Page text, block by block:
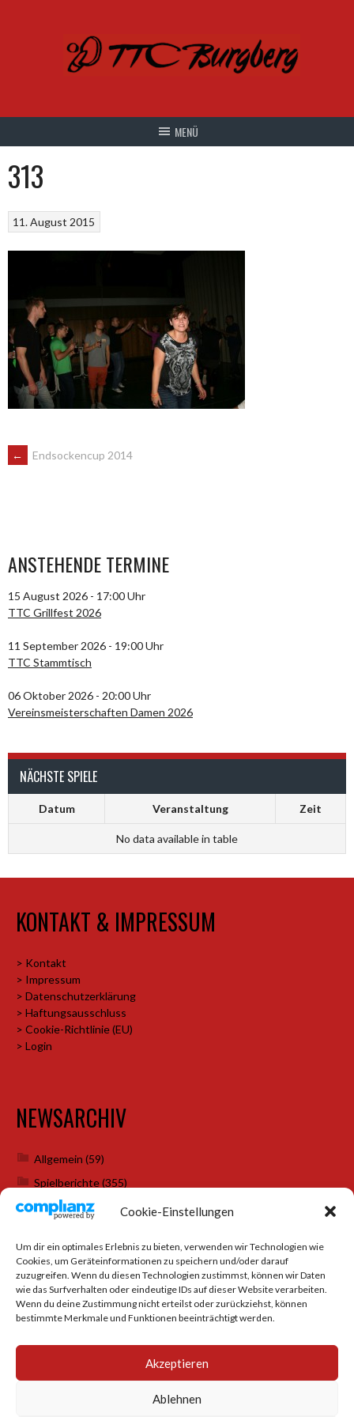
Cookie-Einstellungen
Um dir ein optimales Erlebnis zu bieten, verwenden wir Technologien wie
Cookies, um Geräteinformationen zu speichern und/oder darauf
zuzugreifen. Wenn du diesen Technologien zustimmst, können wir Daten
wie das Surfverhalten oder eindeutige IDs auf dieser Website verarbeiten.
Wenn du deine Zustimmung nicht erteilst oder zurückziehst, können
bestimmte Merkmale und Funktionen beeinträchtigt werden.
Akzeptieren
Ablehnen
313
11. August 2015
ARTIKEL-
← Endsockencup 2014
ANSTEHENDE TERMINE
15 August 2026 - 17:00 Uhr
TTC Grillfest 2026
11 September 2026 - 19:00 Uhr
TTC Stammtisch
06 Oktober 2026 - 20:00 Uhr
Vereinsmeisterschaften Damen 2026
NÄCHSTE SPIELE
Datum Veranstaltung Zeit
No data available in table
KONTAKT & IMPRESSUM
> Kontakt
> Impressum
> Datenschutzerklärung
> Haftungsausschluss
> Cookie-Richtlinie (EU)
> Login
NEWSARCHIV
Allgemein (59)
Spielberichte(355)
Weihnachtsfeiern(7)
SOCIAL MEDIA